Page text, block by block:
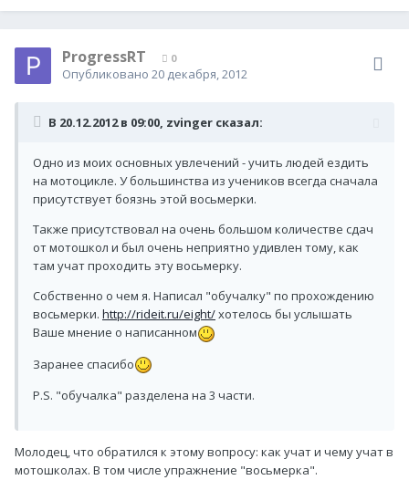
ProgressRT 0
Опубликовано 20 декабря, 2012
В 20.12.2012 в 09:00, zvinger сказал:
Одно из моих основных увлечений - учить людей ездить
на мотоцикле. У большинства из учеников всегда сначала
присутствует боязнь этой восьмерки.
Также присутствовал на очень большом количестве сдач
от мотошкол и был очень неприятно удивлен тому, как
там учат проходить эту восьмерку.
Собственно о чем я. Написал "обучалку" по прохождению
восьмерки. http://rideit.ru/eight/хотелось бы услышать
Ваше мнение о написанном
Заранее спасибо
P.S. "обучалка" разделена на 3 части.
Молодец, что обратился к этому вопросу: как учат и чему учат в
мотошколах. В том числе упражнение "восьмерка".